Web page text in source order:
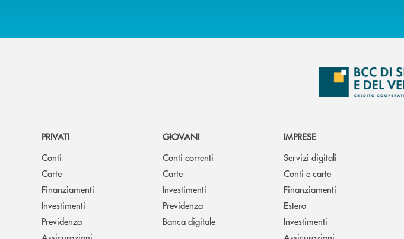
PRIVATI
Conti
Carte
Finanziamenti
Investimenti
Previdenza
GIOVANI
Conti correnti
Carte
Investimenti
Previdenza
Banca digitale
IMPRESE
Servizi digitali
Conti e carte
Finanziamenti
Estero
Investimenti